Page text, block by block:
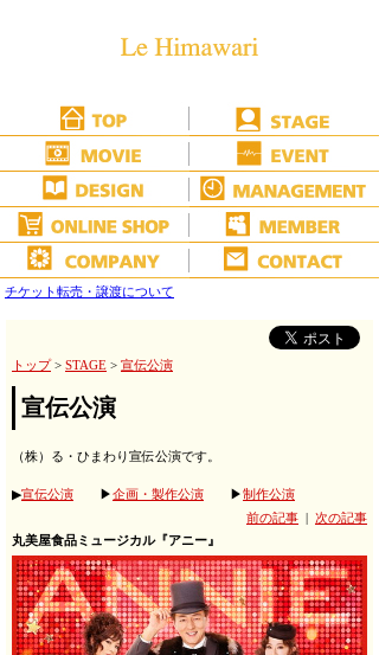
チケット転売・譲渡について
トップ> STAGE > 宣伝公演
宣伝公演
（株）る・ひまわり宣伝公演です。
▶宣伝公演 ▶企画・製作公演 ▶制作公演
前の記事
次の記事
丸美屋食品ミュージカル『アニー』